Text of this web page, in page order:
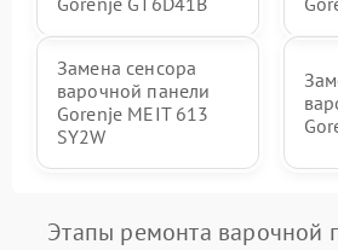
Замена сенсора
варочной панели
Gorenje MEIT 613
SY2W
Этапы ремонта варочной